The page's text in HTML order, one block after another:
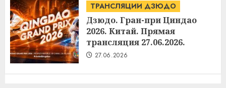
ТРАНСЛЯЦИИ ДЗЮДО
Дзюдо. Гран-при Циндао
2026. Китай. Прямая
трансляция 27.06.2026.
27.06.2026